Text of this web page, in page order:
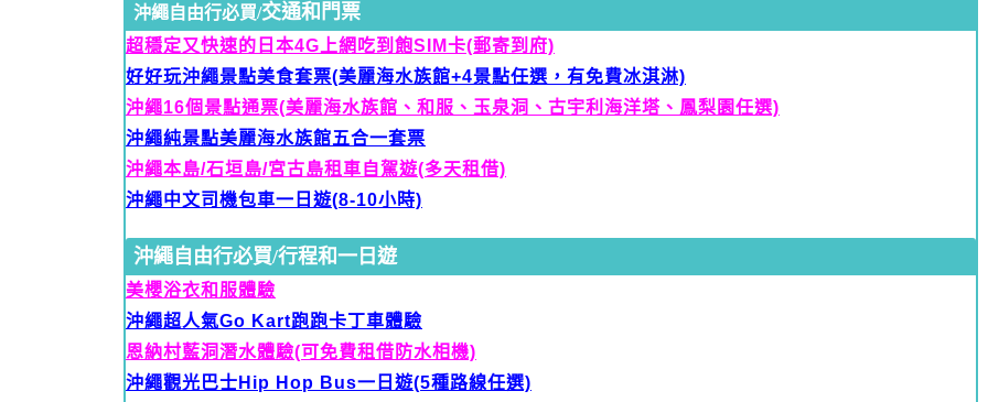
沖繩自由行必買/交通和門票
超穩定又快速的日本4G上網吃到飽SIM卡(郵寄到府)
好好玩沖繩景點美食套票(美麗海水族館+4景點任選，有免費冰淇淋)
沖繩16個景點通票(美麗海水族館、和服、玉泉洞、古宇利海洋塔、鳳梨園任選)
沖繩純景點美麗海水族館五合一套票
沖繩本島/石垣島/宮古島租車自駕遊(多天租借)
沖繩中文司機包車一日遊(8-10小時)
沖繩自由行必買/行程和一日遊
美櫻浴衣和服體驗
沖繩超人氣Go Kart跑跑卡丁車體驗
恩納村藍洞潛水體驗(可免費租借防水相機)
沖繩觀光巴士Hip Hop Bus一日遊(5種路線任選)